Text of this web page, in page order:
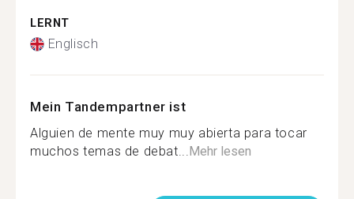
LERNT
Englisch
Mein Tandempartner ist
Alguien de mente muy muy abierta para tocar
muchos temas de debat...Mehr lesen